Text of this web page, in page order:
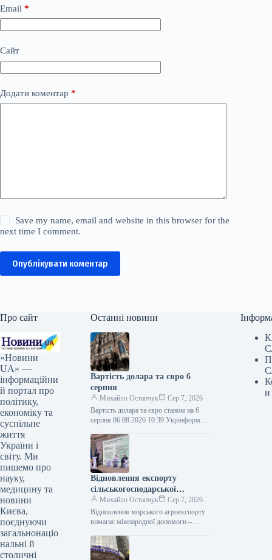
Email *
Сайт
Додати коментар *
Save my name, email and website in this browser for the
next time I comment.
Опублікувати коментар
Про сайт
«Новини
UA» —
інформаційни
й портал про
політику,
економіку та
суспільне
життя
України і
світу. Ми
пишемо про
науку,
медицину та
новини
Києва,
поєднуючи
загальнонаціо
нальні й
столичні
Останні новини
Вартість долара та євро 6
серпня
Михайло Остапчук
Сер 7, 2026
Вартість долара та євро станом на 6
серпня 06.08.2026 10:39 Укрінформ
знецінилася на 6 копійок, європейська
стала…
Відновлення експорту
сільськогосподарської
продукції з України потребує
міжнародної допомоги –
Висоцький
Михайло Остапчук
Сер 7, 2026
Відновлення морського агроекспорту
вимагає міжнародної допомоги –
Укрінформ Забезпечення безпечного
мореплавства та повноцінного
и